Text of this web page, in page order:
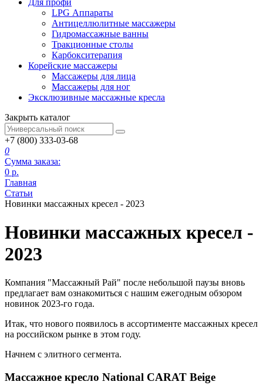
LPG Аппараты
Антицеллюлитные массажеры
Гидромассажные ванны
Тракционные столы
Карбокситерапия
Корейские массажеры
Массажеры для лица
Массажеры для ног
Эксклюзивные массажные кресла
Закрыть каталог
+7 (800) 333-03-68
0
Сумма заказа:
0 р.
Главная
Статьи
Новинки массажных кресел - 2023
Новинки массажных кресел -
2023
Компания "Массажный Рай" после небольшой паузы вновь
предлагает вам ознакомиться с нашим ежегодным обзором
новинок 2023-го года.
Итак, что нового появилось в ассортименте массажных кресел
на российском рынке в этом году.
Начнем с элитного сегмента.
Массажное кресло National CARAT Beige